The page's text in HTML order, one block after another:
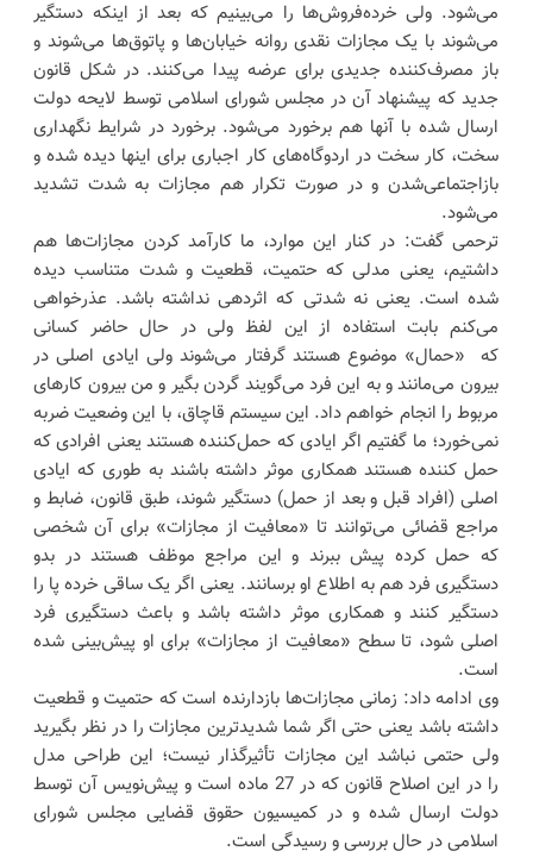
می‌شود. ولی خرده‌فروش‌ها را می‌بینیم که بعد از اینکه دستگیر
می‌شوند با یک مجازات نقدی روانه خیابان‌ها و پاتوق‌ها می‌شوند و
باز مصرف‌کننده جدیدی برای عرضه پیدا می‌کنند. در شکل قانون
جدید که پیشنهاد آن در مجلس شورای اسلامی توسط لایحه دولت
ارسال شده با آنها هم برخورد می‌شود. برخورد در شرایط نگهداری
سخت، کار سخت در اردوگاه‌های کار اجباری برای اینها دیده شده و
بازاجتماعی‌شدن و در صورت تکرار هم مجازات به شدت تشدید
می‌شود.
ترحمی گفت: در کنار این موارد، ما کارآمد کردن مجازات‌ها هم
داشتیم، یعنی مدلی که حتمیت، قطعیت و شدت متناسب دیده
شده است. یعنی نه شدتی که اثردهی نداشته باشد. عذرخواهی
می‌کنم بابت استفاده از این لفظ ولی در حال حاضر کسانی
که «حمال» موضوع هستند گرفتار می‌شوند ولی ایادی اصلی در
بیرون می‌مانند و به این فرد می‌گویند گردن بگیر و من بیرون کارهای
مربوط را انجام خواهم داد. این سیستم قاچاق، با این وضعیت ضربه
نمی‌خورد؛ ما گفتیم اگر ایادی که حمل‌کننده هستند یعنی افرادی که
حمل کننده هستند همکاری موثر داشته باشند به طوری که ایادی
اصلی (افراد قبل و بعد از حمل) دستگیر شوند، طبق قانون، ضابط و
مراجع قضائی می‌توانند تا «معافیت از مجازات» برای آن شخصی
که حمل کرده پیش ببرند و این مراجع موظف هستند در بدو
دستگیری فرد هم به اطلاع او برسانند. یعنی اگر یک ساقی خرده پا را
دستگیر کنند و همکاری موثر داشته باشد و باعث دستگیری فرد
اصلی شود، تا سطح «معافیت از مجازات» برای او پیش‌بینی شده
است.
وی ادامه داد: زمانی مجازات‌ها بازدارنده است که حتمیت و قطعیت
داشته باشد یعنی حتی اگر شما شدیدترین مجازات را در نظر بگیرید
ولی حتمی نباشد این مجازات تأثیرگذار نیست؛ این طراحی مدل
را در این اصلاح قانون که در 27 ماده است و پیش‌نویس آن توسط
دولت ارسال شده و در کمیسیون حقوق قضایی مجلس شورای
اسلامی در حال بررسی و رسیدگی است.